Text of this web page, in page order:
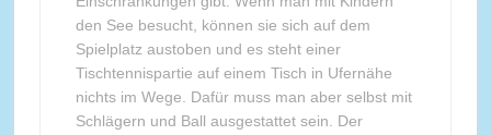
den See besucht, können sie sich auf dem
Spielplatz austoben und es steht einer
Tischtennispartie auf einem Tisch in Ufernähe
nichts im Wege. Dafür muss man aber selbst mit
Schlägern und Ball ausgestattet sein. Der